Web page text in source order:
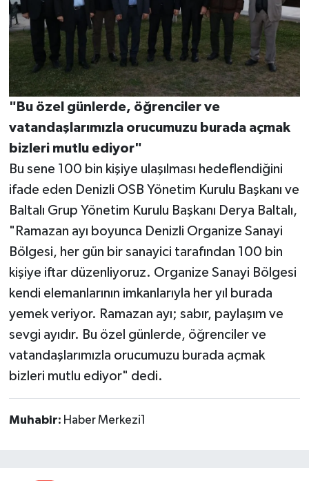
"Bu özel günlerde, öğrenciler ve
vatandaşlarımızla orucumuzu burada açmak
bizleri mutlu ediyor"
Bu sene 100 bin kişiye ulaşılması hedeflendiğini
ifade eden Denizli OSB Yönetim Kurulu Başkanı ve
Baltalı Grup Yönetim Kurulu Başkanı Derya Baltalı,
"Ramazan ayı boyunca Denizli Organize Sanayi
Bölgesi, her gün bir sanayici tarafından 100 bin
kişiye iftar düzenliyoruz. Organize Sanayi Bölgesi
kendi elemanlarının imkanlarıyla her yıl burada
yemek veriyor. Ramazan ayı; sabır, paylaşım ve
sevgi ayıdır. Bu özel günlerde, öğrenciler ve
vatandaşlarımızla orucumuzu burada açmak
bizleri mutlu ediyor" dedi.
Muhabir: Haber Merkezi1